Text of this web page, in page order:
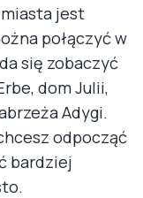
jest
połączyć w
się zobaczyć
dom Julii,
Adygi.
odpocząć
bardziej